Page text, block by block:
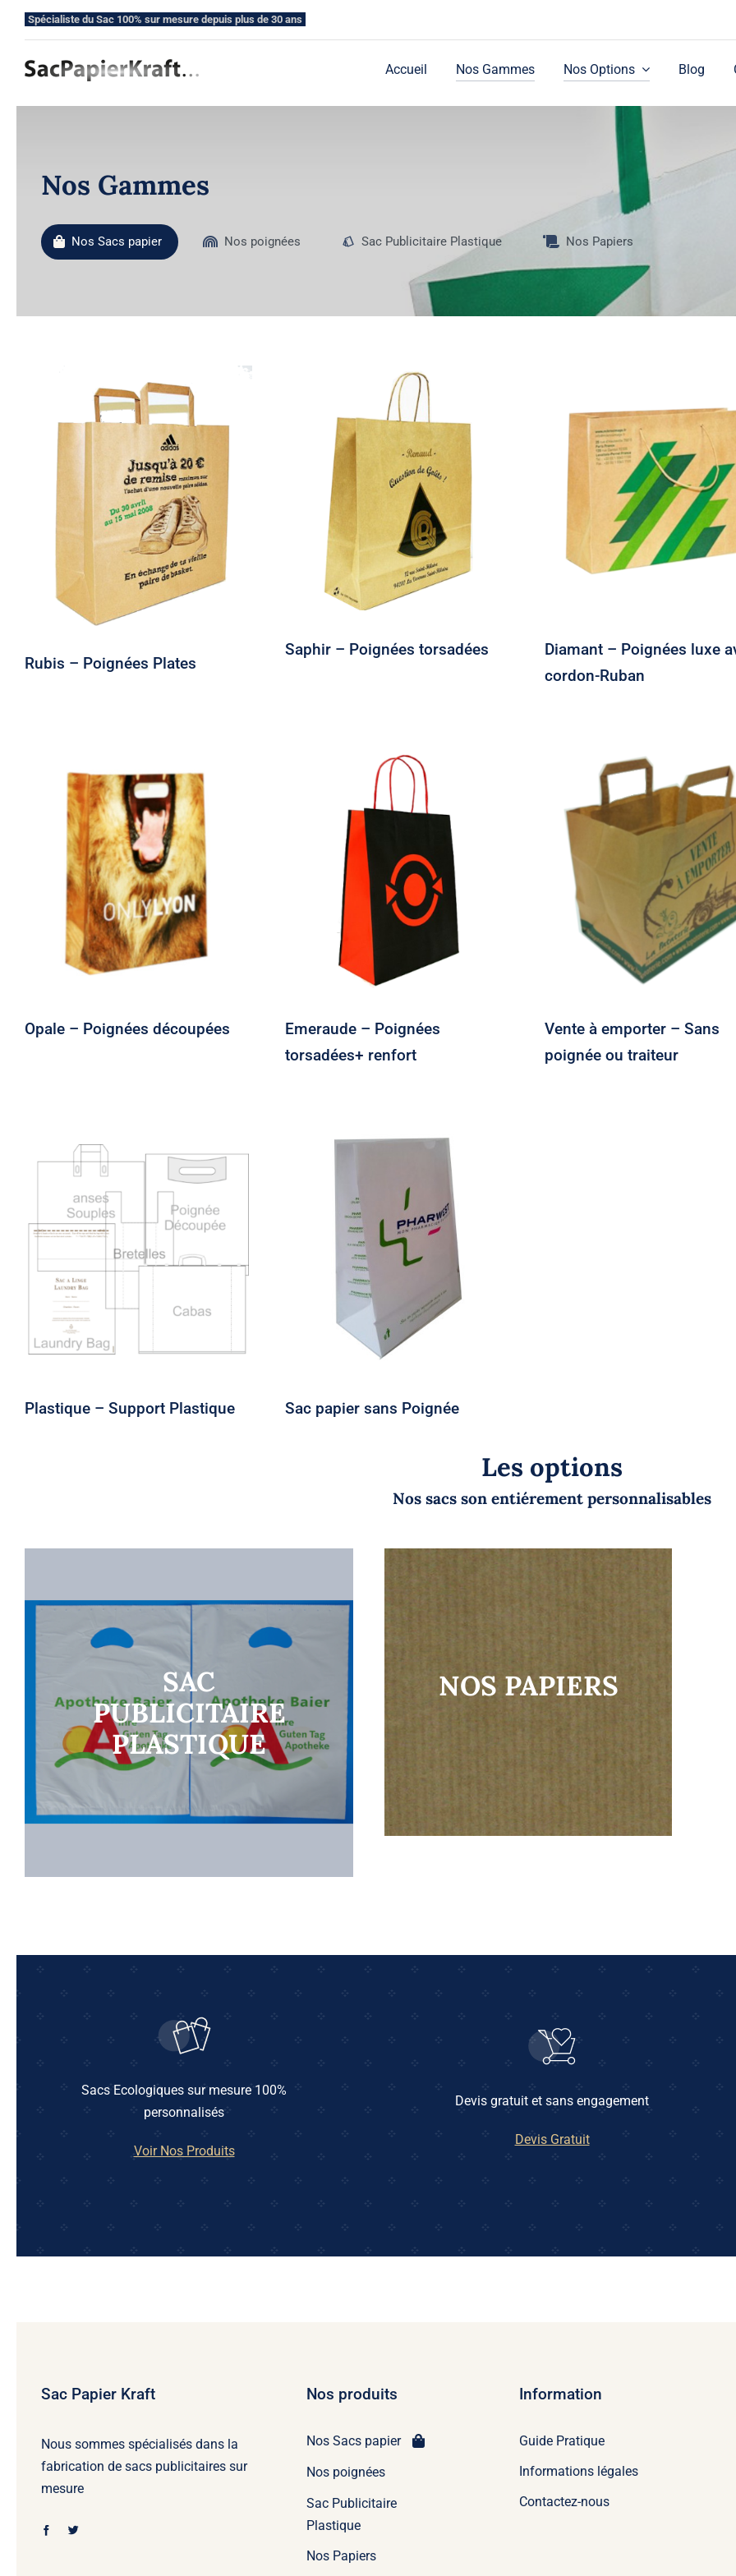
Spécialiste du Sac 100% sur mesure depuis plus de 30 ans
Accueil Nos Gammes Nos Options Blog
Nos Gammes
Nos Sacs papier Nos poignées Sac Publicitaire Plastique Nos Papiers
Rubis – Poignées Plates
Rubis – Poignées Plates
Saphir – Poignées
torsadées
Saphir – Poignées torsadées
Diamant – Poignées
avec cordon-Ruban
Diamant – Poignées luxe
cordon-Ruban
Opale – Poignées
découpées
Opale – Poignées découpées
Emeraude – Poignées
torsadées+ renfort
Emeraude – Poignées
torsadées+ renfort
Vente à emporter –
poignée ou traiteur
Vente à emporter – Sans
poignée ou traiteur
Plastique – Support
Plastique
Plastique – Support Plastique
Sac papier sans Poignée
Sac papier sans Poignée
Les options
Nos sacs son entiérement personnalisables
SAC
PUBLICITAIRE
PLASTIQUE
NOS PAPIERS
Sacs Ecologiques sur mesure 100%
personnalisés
Voir Nos Produits
Devis gratuit et sans engagement
Devis Gratuit
Sac Papier Kraft
Nous sommes spécialisés dans la
fabrication de sacs publicitaires sur
mesure
Nos produits
Nos Sacs papier
Nos poignées
Sac Publicitaire
Plastique
Nos Papiers
Information
Guide Pratique
Informations légales
Contactez-nous